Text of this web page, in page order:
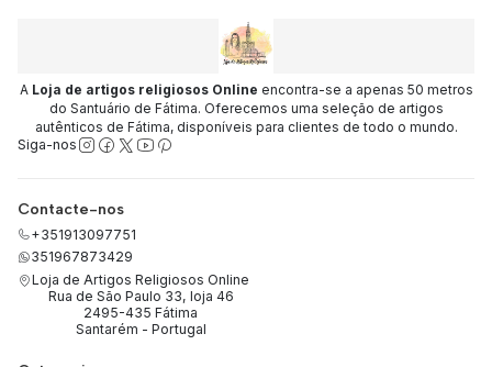
A Loja de artigos religiosos Online encontra-se a apenas 50 metros
do Santuário de Fátima. Oferecemos uma seleção de artigos
autênticos de Fátima, disponíveis para clientes de todo o mundo.
Siga-nos
Contacte-nos
+351913097751
351967873429
Loja de Artigos Religiosos Online
Rua de São Paulo 33, loja 46
2495-435 Fátima
Santarém - Portugal